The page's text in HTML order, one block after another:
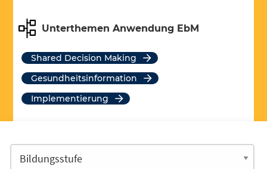
Unterthemen Anwendung EbM
Shared Decision Making
Gesundheitsinformation
Implementierung